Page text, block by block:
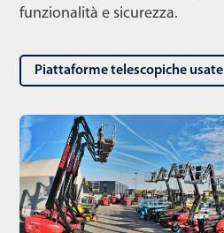
funzionalità e sicurezza.
Piattaforme telescopiche usate